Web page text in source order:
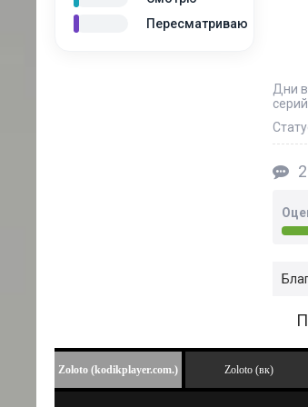
Пересматриваю
Дни
2
Zoloto (kodikplayer.com.) Zoloto (вк)